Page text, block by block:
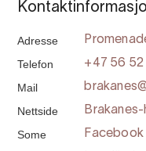
Adresse
Telefon +47 56 52
Mail
Nettside
Some Facebook